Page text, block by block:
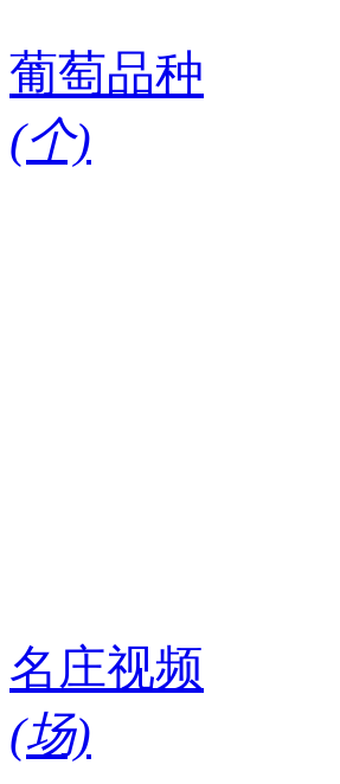
葡萄品种
(个)
名庄视频
(场)